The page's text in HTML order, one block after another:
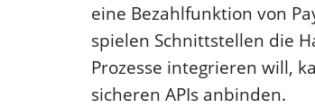
eine Bezahlfunktion von
spielen Schnittstellen die
Prozesse integrieren will,
sicheren APIs anbinden.